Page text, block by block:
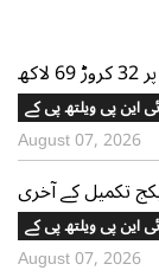
خیبر پاس اکنامک کوریڈور پر 32 کروڑ 69 لاکھ
روپے خرچ، منصوبہ 2029 میں مکمل
ہوگا،ویلتھ پاکستان
این پی ویلتھ پی کے
August 07, 2026
تکمیل کے آخری
میں سے چھ منصوبے
پاکستان
این پی ویلتھ پی کے
August 07, 2026